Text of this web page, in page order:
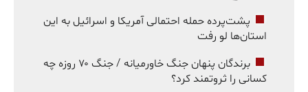
پشت‌پرده حمله احتمالی آمریکا و اسرائیل به این
استان‌ها لو رفت
برندگان پنهان جنگ خاورمیانه / جنگ ۷۰ روزه چه
کسانی را ثروتمند کرد؟